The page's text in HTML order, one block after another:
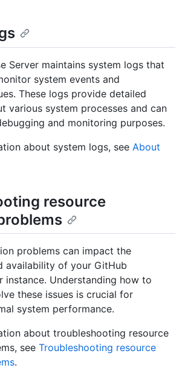
Server maintains system logs that
system events and
These logs provide detailed
various system processes and can
and monitoring purposes.
about system logs, see About
resource
problems can impact the
availability of your GitHub
instance. Understanding how to
these issues is crucial for
system performance.
about troubleshooting resource
see Troubleshooting resource
.